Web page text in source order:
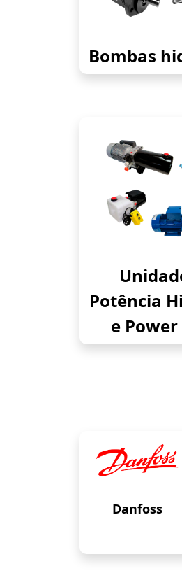
Bombas
Potência
e
Danfoss